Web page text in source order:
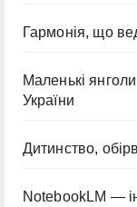
Гармонія, що
Маленькі
України
Дитинство,
NotebookLM —